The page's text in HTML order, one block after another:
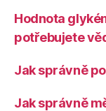
Hodnota
potřebujete
Jak správně
Jak správně